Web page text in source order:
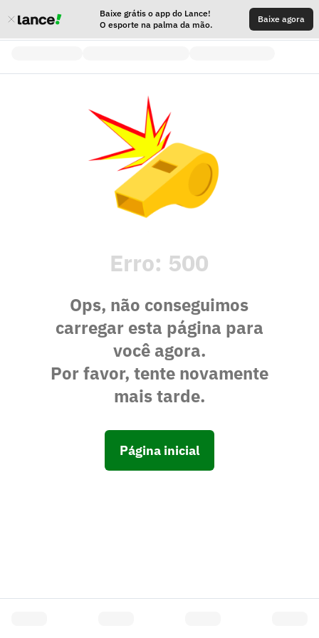
Baixe grátis o app do Lance!
O esporte na palma da mão.
Baixe agora
Erro: 500
Ops, não conseguimos
carregar esta página para
você agora.
Por favor, tente novamente
mais tarde.
Página inicial